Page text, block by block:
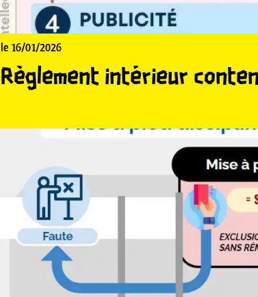
le 16/01/2026
Règlement intérieur